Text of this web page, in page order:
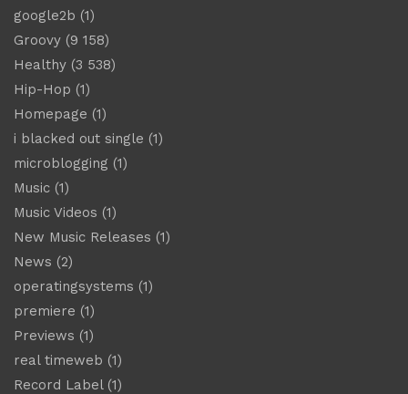
google2b (1)
Groovy (9 158)
Healthy (3 538)
Hip-Hop (1)
Homepage (1)
i blacked out single (1)
microblogging (1)
Music (1)
Music Videos (1)
New Music Releases (1)
News (2)
operatingsystems (1)
premiere (1)
Previews (1)
real timeweb (1)
Record Label (1)